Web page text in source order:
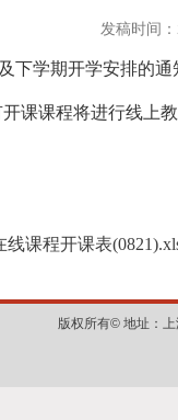
发稿时间
下学期开学安排的通
开课课程将进行线上
线课程开课表
版权所有©地址：上